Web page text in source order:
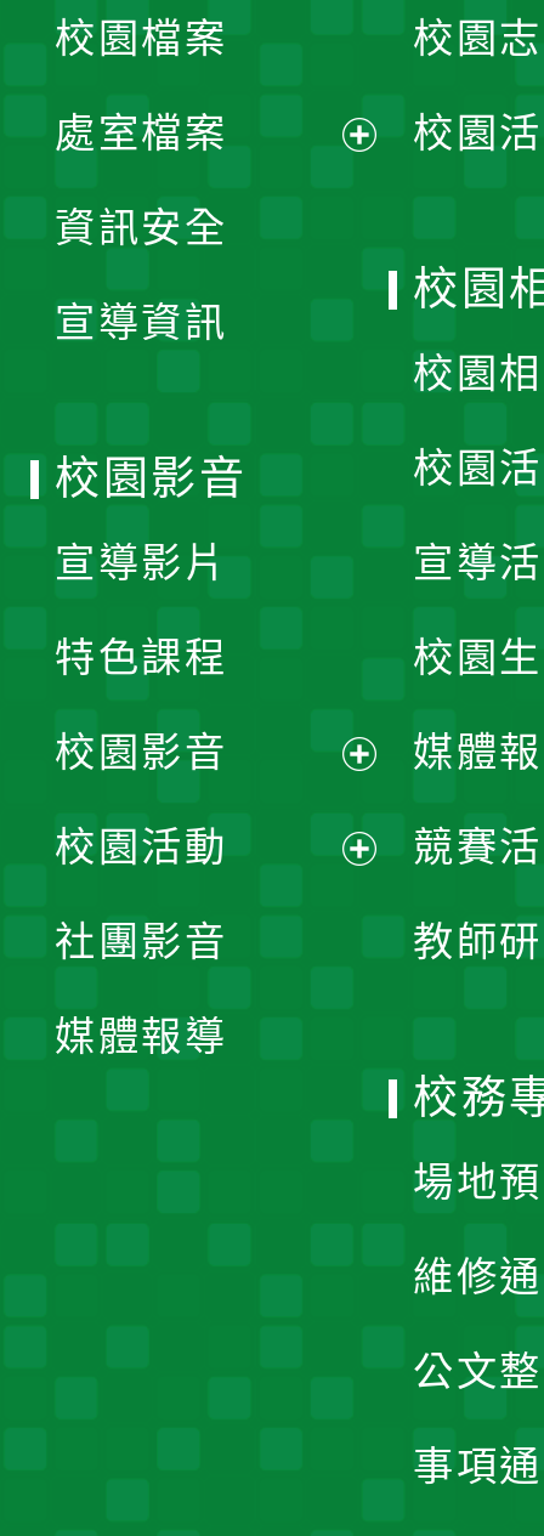
單
校園檔案
處室檔案
資訊安全
宣導資訊
校園
校園
校園
校園
校園
宣導
校園
媒體
競賽
教師
校園影音
宣導影片
特色課程
校園影音
開
校園活動
社團影音
媒體報導
校務
場地
維修
公文
事項